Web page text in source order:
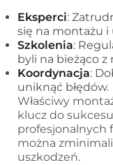
Eksperci:
się na montażu
Szkolenia:
byli na bieżąco
Koordynacja:
uniknąć błędów.
Właściwy
klucz do
profesjonalnych
można
uszkodzeń.